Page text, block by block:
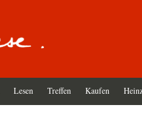
Lesen Treffen Kaufen